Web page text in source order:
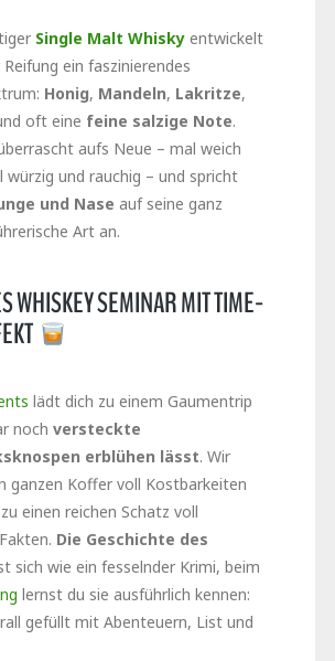
Single Malt Whiskyentwickelt
ein faszinierendes
Honig, Mandeln, Lakritze,
oft eine feine salzige Note.
aufs Neue – mal weich
würzig und rauchig – und spricht
und Nase auf seine ganz
Art an.
WHISKEY SEMINAR MIT TIME-
lädt dich zu einem Gaumentrip
noch versteckte
erblühen lässt. Wir
ganzen Koffer voll Kostbarkeiten
einen reichen Schatz voll
Die Geschichte des
sich wie ein fesselnder Krimi, beim
lernst du sie ausführlich kennen:
gefüllt mit Abenteuern, List und